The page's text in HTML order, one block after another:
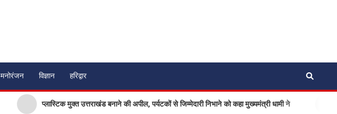
मनोरंजन विज्ञान हरिद्वार
प्लास्टिक मुक्त उत्तराखंड बनाने की अपील, पर्यटकों से जिम्मेदारी निभाने को कहा मुख्यमंत्री धामी ने